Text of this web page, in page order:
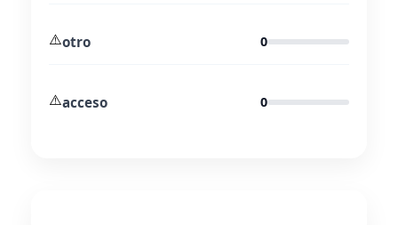
⚠️otro 0
⚠️acceso 0